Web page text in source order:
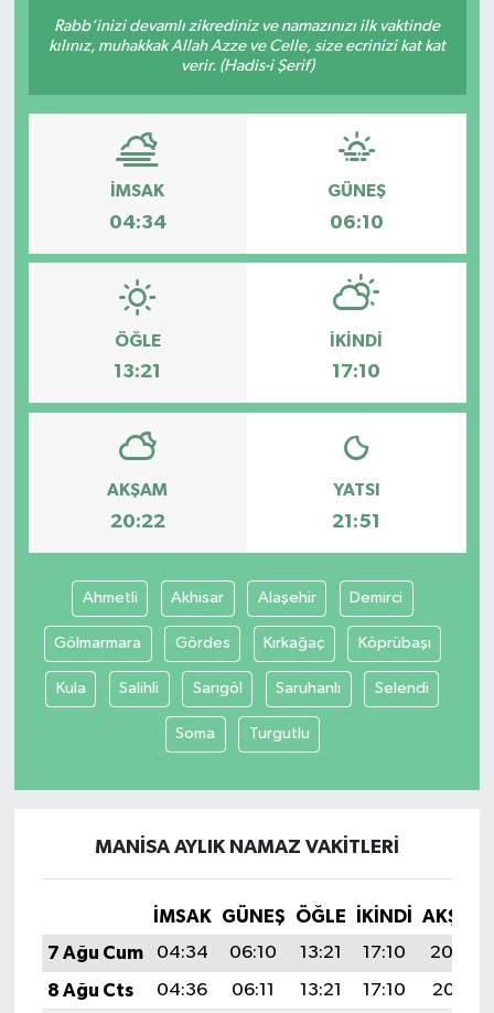
Rabb’inizi devamlı zikrediniz ve namazınızı ilk vaktinde
kılınız, muhakkak Allah Azze ve Celle, size ecrinizi kat kat
verir. (Hadis-i Şerif)
İMSAK
04:34
GÜNEŞ
06:10
ÖĞLE
13:21
İKINDI
17:10
AKŞAM
20:22
YATSI
21:51
Ahmetli Akhisar Alaşehir Demirci
Gölmarmara Gördes Kırkağaç Köprübaşı
Kula Salihli Sarıgöl Saruhanlı Selendi
Soma Turgutlu
MANISA AYLIK NAMAZ VAKITLERI
İMSAK GÜNEŞ ÖĞLE İKINDI
AKŞAM
7 Ağu Cum
04:34 06:10 13:21 17:10
20:22
8 Ağu Cts
04:36 06:11 13:21 17:10
20:21